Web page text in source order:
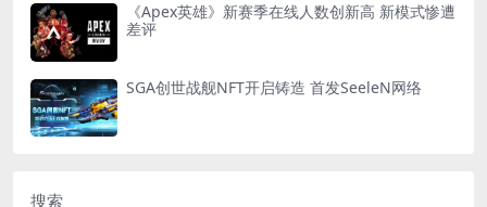
《Apex英雄》新赛季在线人数创新高 新模式惨遭
差评
SGA创世战舰NFT开启铸造 首发SeeleN网络
搜索